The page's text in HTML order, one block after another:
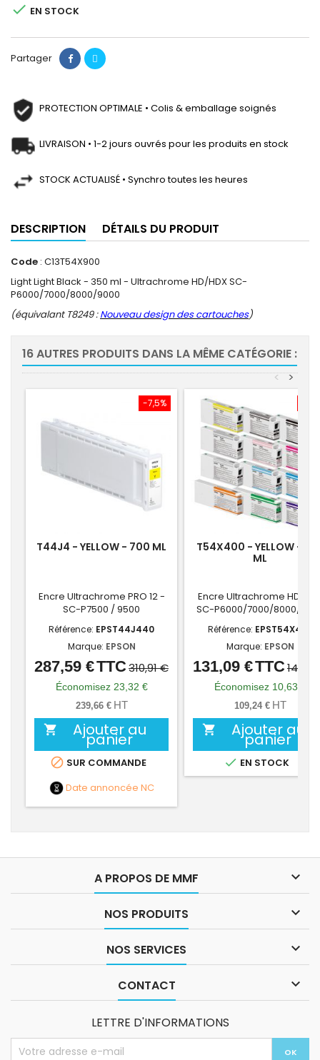
 EN STOCK
Partager
PROTECTION OPTIMALE • Colis & emballage soignés
LIVRAISON • 1-2 jours ouvrés pour les produits en stock
STOCK ACTUALISÉ • Synchro toutes les heures
DESCRIPTION DÉTAILS DU PRODUIT
Code : C13T54X900
Light Light Black - 350 ml - Ultrachrome HD/HDX SC-
P6000/7000/8000/9000
(équivalant T8249 :Nouveau design des cartouches)
16 AUTRES PRODUITS DANS LA MÊME CATÉGORIE :
>
<
-7,5%
T44J4 - YELLOW - 700 ML
Encre Ultrachrome PRO 12 -
SC-P7500 / 9500
Référence: EPST44J440
Marque: EPSON
Prix
Prix
de
base
287,59 €TTC310,91 €
Économisez 23,32 €
239,66 € HT
 Ajouter au
panier
 SUR COMMANDE
Date annoncée NC
T54X400 - YELLOW -
ML
Encre Ultrachrome HD/
SC-P6000/7000/8000/
Référence: EPST54X400
Marque: EPSON
Prix
Prix
de
base
131,09 €TTC
Économisez 10,63 €
109,24 € HT
 Ajouter au
panier
 EN STOCK
A PROPOS DE MMF 
NOS PRODUITS 
NOS SERVICES 
CONTACT 
LETTRE D'INFORMATIONS